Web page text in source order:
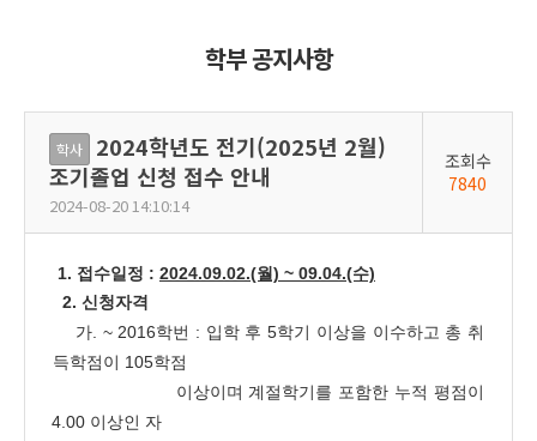
학부 공지사항
학사
2024학년도 전기(2025년 2월)
조기졸업 신청 접수 안내
2024-08-20 14:10:14
조회수
7840
1. 접수일정 : 2024.09.02.(월) ~ 09.04.(수)
2. 신청자격
가. ~ 2016학번 : 입학 후 5학기 이상을 이수하고 총 취
득학점이 105학점
이상이며 계절학기를 포함한 누적 평점이
4.00 이상인 자